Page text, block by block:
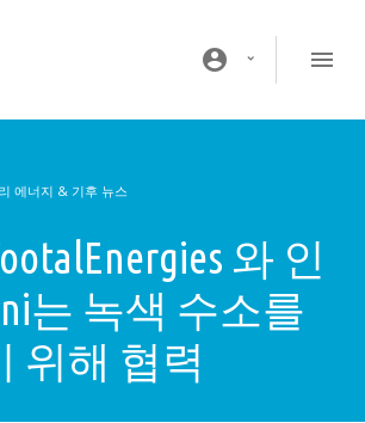
account_circle
에너지 & 기후 뉴스
와 인
는 녹색 수소를
위해 협력